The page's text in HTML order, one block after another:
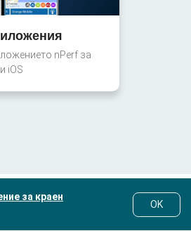
nPerf за
iOS
за краен
OK